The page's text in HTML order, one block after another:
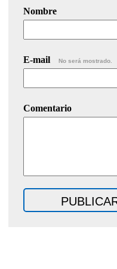
Nombre
E-mail No será mostrado.
Comentario